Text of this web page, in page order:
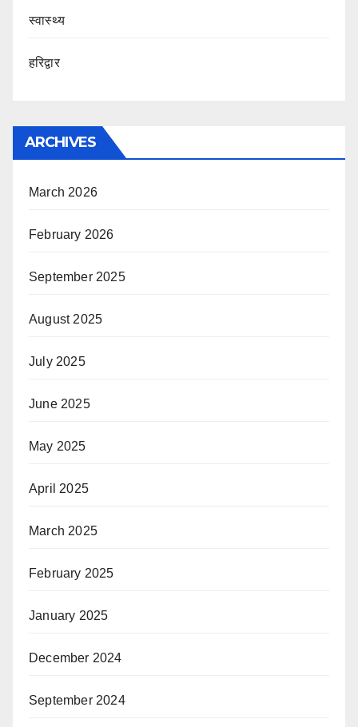
स्वास्थ्य
हरिद्वार
ARCHIVES
March 2026
February 2026
September 2025
August 2025
July 2025
June 2025
May 2025
April 2025
March 2025
February 2025
January 2025
December 2024
September 2024